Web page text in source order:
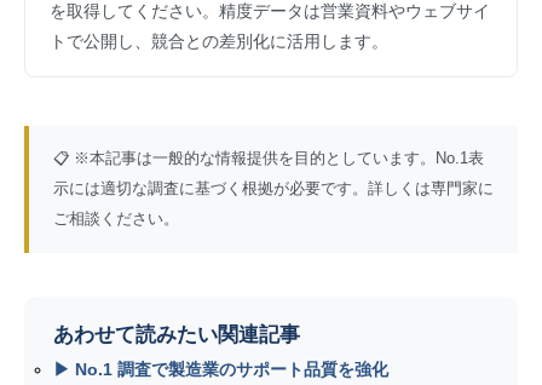
を取得してください。精度データは営業資料やウェブサイ
トで公開し、競合との差別化に活用します。
📋 ※本記事は一般的な情報提供を目的としています。No.1表
示には適切な調査に基づく根拠が必要です。詳しくは専門家に
ご相談ください。
あわせて読みたい関連記事
▶ No.1 調査で製造業のサポート品質を強化